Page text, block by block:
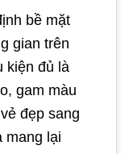
bề mặt
gian trên
kiện đủ là
gam màu
đẹp sang
mang lại